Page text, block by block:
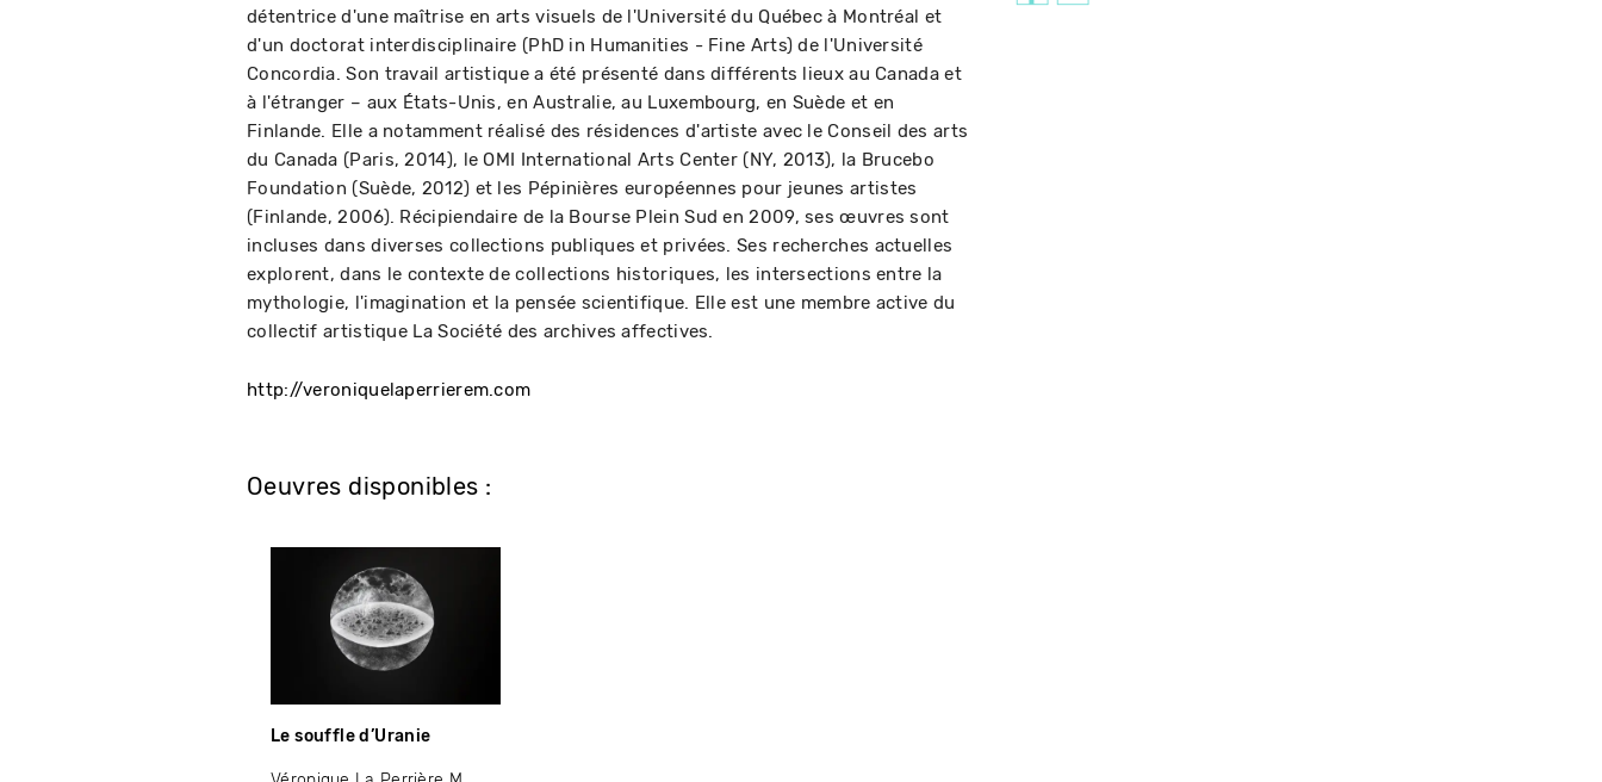
détentrice d'une maîtrise en arts visuels de l'Université du Québec à Montréal et
d'un doctorat interdisciplinaire (PhD in Humanities - Fine Arts) de l'Université
Concordia. Son travail artistique a été présenté dans différents lieux au Canada et
à l'étranger – aux États-Unis, en Australie, au Luxembourg, en Suède et en
Finlande. Elle a notamment réalisé des résidences d'artiste avec le Conseil des arts
du Canada (Paris, 2014), le OMI International Arts Center (NY, 2013), la Brucebo
Foundation (Suède, 2012) et les Pépinières européennes pour jeunes artistes
(Finlande, 2006). Récipiendaire de la Bourse Plein Sud en 2009, ses œuvres sont
incluses dans diverses collections publiques et privées. Ses recherches actuelles
explorent, dans le contexte de collections historiques, les intersections entre la
mythologie, l'imagination et la pensée scientifique. Elle est une membre active du
collectif artistique La Société des archives affectives.
http://veroniquelaperrierem.com
Oeuvres disponibles :
Le souffle d’Uranie